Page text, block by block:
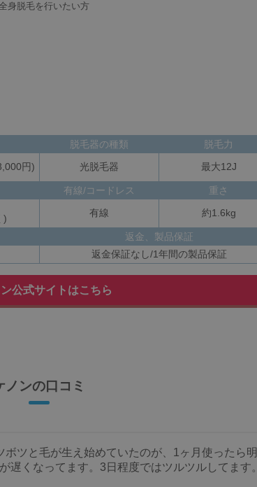
身脱毛を行いたい方
円)
脱毛器の種類
光脱毛器
脱毛力
最大12J
)
有線/コードレス
有線
重さ
約1.6kg
返金、製品保証
返金保証なし/1年間の製品保証
公式サイトはこちら
ノンの口コミ
ボツと毛が生え始めていたのが、1ヶ月使ったら明
遅くなってます。3日程度ではツルツルしてます。